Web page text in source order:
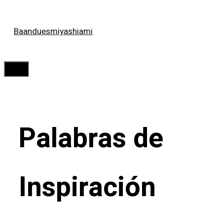
Baanduesmiyashiami
Palabras de
Inspiración